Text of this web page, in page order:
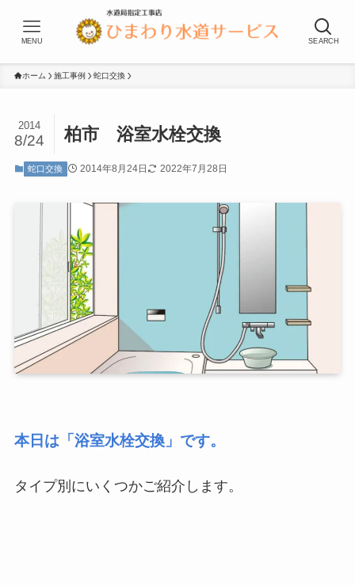
SEARCH
MENU
ホーム 施工事例 蛇口交換
柏市 浴室水栓交換
2014
8/24
蛇口交換 2014年8月24日 2022年7月28日
本日は「浴室水栓交換」です。
タイプ別にいくつかご紹介します。